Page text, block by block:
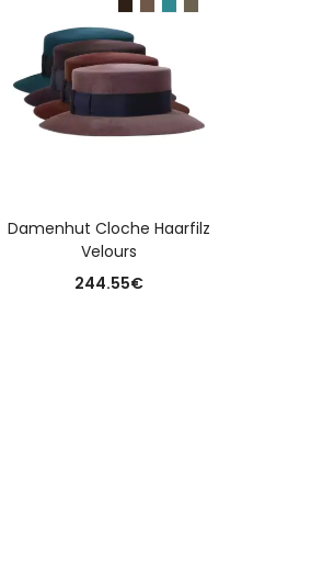
Damenhut Cloche Haarfilz
Velours
244.55€